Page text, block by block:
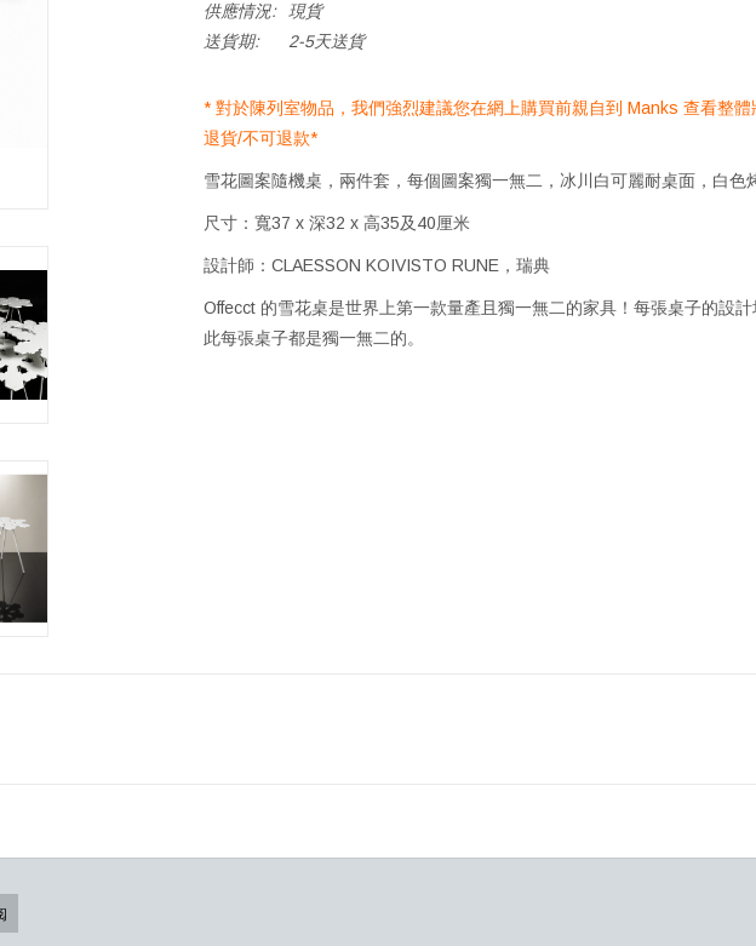
供應情況:
現貨
送貨期:
2-5天送貨
* 對於陳列室物品，我們強烈建議您在網上購買前親自到 Manks 查看整
退貨/不可退款*
雪花圖案隨機桌，兩件套，每個圖案獨一無二，冰川白可麗耐桌面，白色
尺寸：寬37 x 深32 x 高35及40厘米
設計師：CLAESSON KOIVISTO RUNE，瑞典
Offecct 的雪花桌是世界上第一款量產且獨一無二的家具！每張桌子的設
此每張桌子都是獨一無二的。